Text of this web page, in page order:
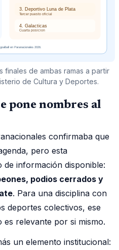
finales de ambas ramas a partir
de Cultura y Deportes.
pone nombres al
confirmaba que
pero esta
de información disponible:
podios cerrados y
. Para una disciplina con
deportes colectivos, ese
es relevante por si mismo.
un elemento institucional: